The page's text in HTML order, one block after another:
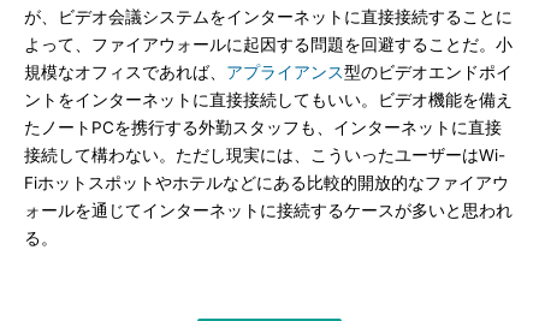
が、ビデオ会議システムをインターネットに直接接続することに
よって、ファイアウォールに起因する問題を回避することだ。小
規模なオフィスであれば、 アプライアンス型のビデオエンドポイ
ントをインターネットに直接接続してもいい。ビデオ機能を備え
たノートPCを携行する外勤スタッフも、インターネットに直接
接続して構わない。ただし現実には、こういったユーザーはWi-
Fiホットスポットやホテルなどにある比較的開放的なファイアウ
ォールを通じてインターネットに接続するケースが多いと思われ
る。